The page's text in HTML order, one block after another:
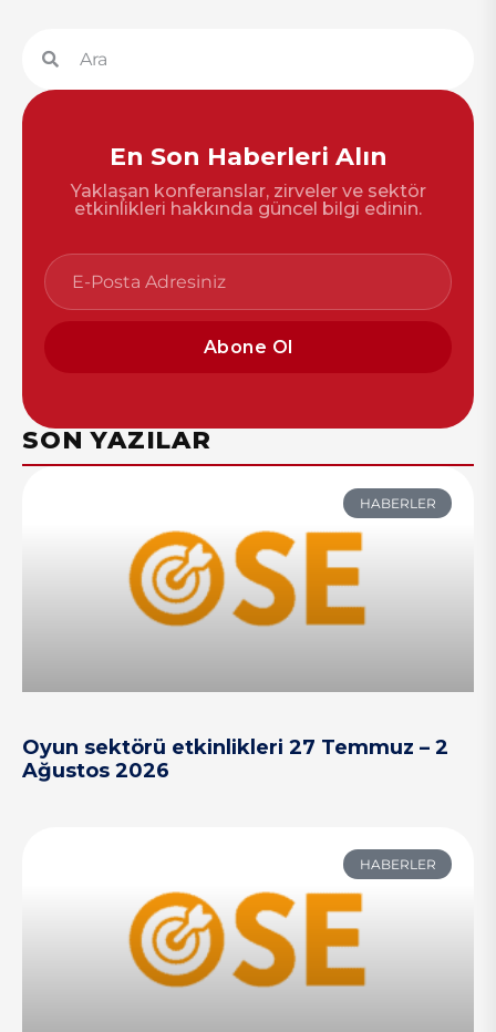
En Son Haberleri Alın
Yaklaşan konferanslar, zirveler ve sektör
etkinlikleri hakkında güncel bilgi edinin.
Abone Ol
SON YAZILAR
HABERLER
Oyun sektörü etkinlikleri 27 Temmuz – 2
Ağustos 2026
HABERLER